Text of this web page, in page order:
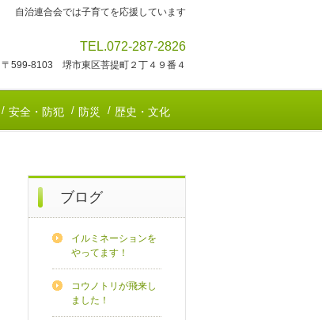
自治連合会では子育てを応援しています
TEL.072-287-2826
〒599-8103 堺市東区菩提町２丁４９番４
安全・防犯 防災 歴史・文化
ブログ
イルミネーションを
やってます！
コウノトリが飛来し
ました！